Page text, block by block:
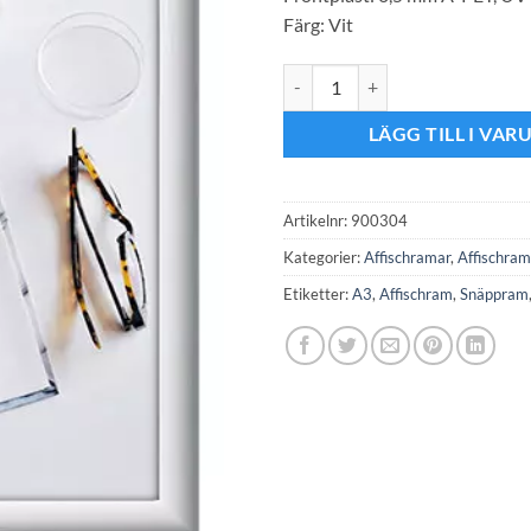
Färg: Vit
LÄGG TILL I
Artikelnr: 900304
Kategorier:Affischramar,
Etiketter:A3, Affischram, Snäppram